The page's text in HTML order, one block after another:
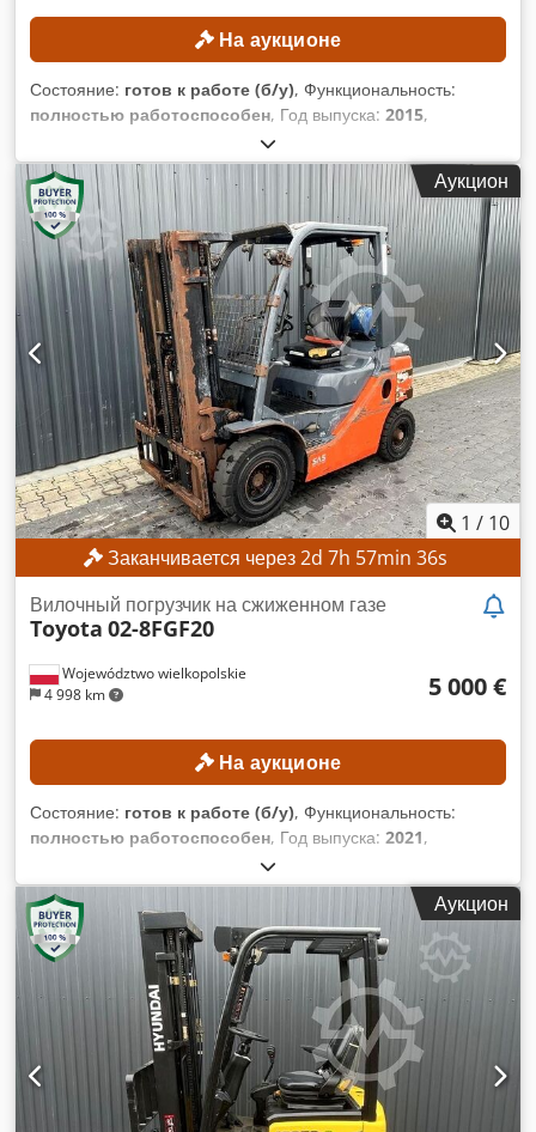
На аукционе
Состояние: готов к работе (б/у), Функциональность:
полностью работоспособен, Год выпуска: 2015,
, номер машины/транспортного средства:
0200245029, рабочая высота:14 000 мм, ТЕХНИЧЕСКИЕ
ХАРАКТЕРИСТИКИ Высота подъема: 14 м Привод: 4 × 4
ХАРАКТЕРИСТИКИ ОБОРУДОВАНИЯ Грузоподъемность
платформы: макс. 360 кг Количество человек: макс. 2
Dwodpszrgxzsfx Anloa Допустимая нагрузка: макс. 200 кг
Ручное усилие: макс. 400 Н Скорость ветра: макс. 12,5 м/с
Наработка: 387 ч КОМПЛЕКТАЦИЯ Зарядное устройство
Внешний идентификатор: SL15850SP
Аукцион
1 / 10
Заканчивается через2d 7h 57min 33s
Województwo wielkopolskie
4 998 km
Вилочный погрузчик на сжиженном газе
Toyota 02-8FGF20
5 000 €
На аукционе
Состояние: готов к работе (б/у), Функциональность:
полностью работоспособен, Год выпуска: 2021,
, высота подъема:
свободный ход подъема:1 330 мм, тип мачты:триплекс,
строительная высота:
, Минимальная цена
отсутствует – гарантированная продажа по самой высокой
ставке! ТЕХНИЧЕСКИЕ ХАРАКТЕРИСТИКИ
Грузоподъемность: 2000 кг Высота подъема: 4300 мм
Высота свободного подъема: 1330 мм Габаритная высота:
1975 мм ХАРАКТЕРИСТИКИ МАШИНЫ Тип топлива: газ Тип
мачты: триплекс Класс ISO: 2 Диапазон грузоподъемности,
класс ISO 2: 1000–2500 кг Dwjdpszrgddofx Anlea
КОМПЛЕКТАЦИЯ 3-й гидравлический контур Внешний
Аукцион